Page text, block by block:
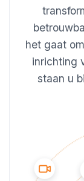
het gaat
inrichting
staan u